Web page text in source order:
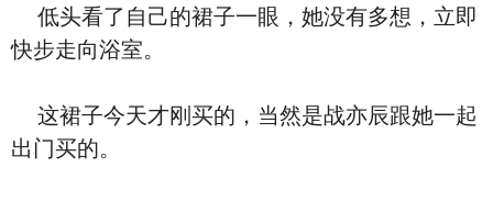
低头看了自己的裙子一眼，她没有多想，立即
快步走向浴室。
这裙子今天才刚买的，当然是战亦辰跟她一起
出门买的。